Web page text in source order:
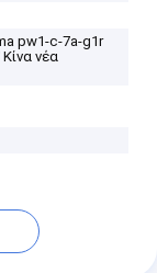
pw1-c-7a-g1r
νέα